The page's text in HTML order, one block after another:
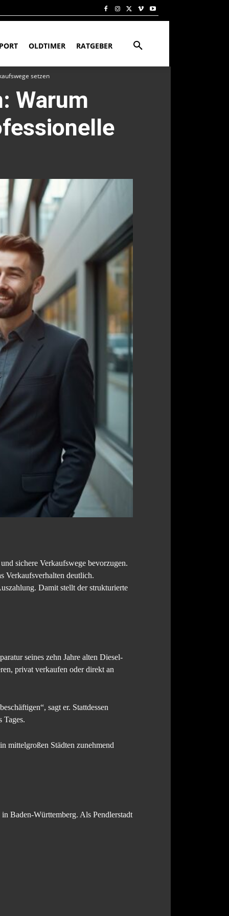
OLDTIMER RATGEBER
setzen
Warum
sichere Verkaufswege bevorzugen.
Verkaufsverhalten deutlich.
Damit stellt der strukturierte
seines zehn Jahre alten Diesel-
privat verkaufen oder direkt an
sagt er. Stattdessen
Tages.
mittelgroßen Städten zunehmend
Baden-Württemberg. Als Pendlerstadt